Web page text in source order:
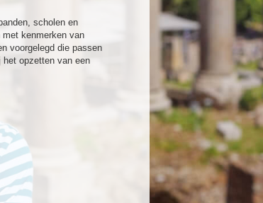
scholen en
kenmerken van
voorgelegd die passen
het opzetten van een